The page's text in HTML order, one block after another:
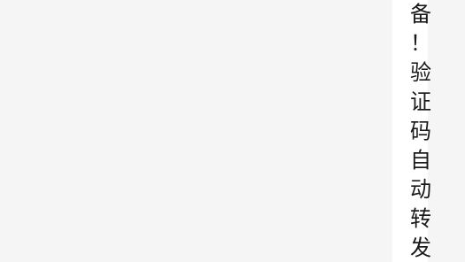
备
！
验
证
码
自
动
转
发